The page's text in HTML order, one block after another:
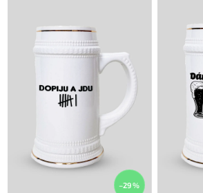
–29 %